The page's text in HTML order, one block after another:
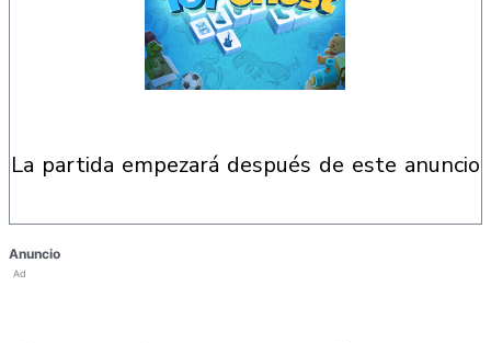
la partida empezará después de este anuncio
Anuncio
Ad